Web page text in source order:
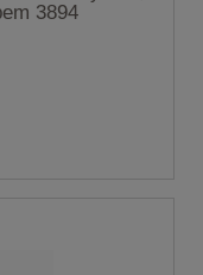
3894